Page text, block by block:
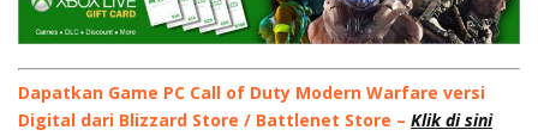
Dapatkan Game PC Call of Duty Modern Warfare versi
Digital dari Blizzard Store / Battlenet Store – Klik di sini